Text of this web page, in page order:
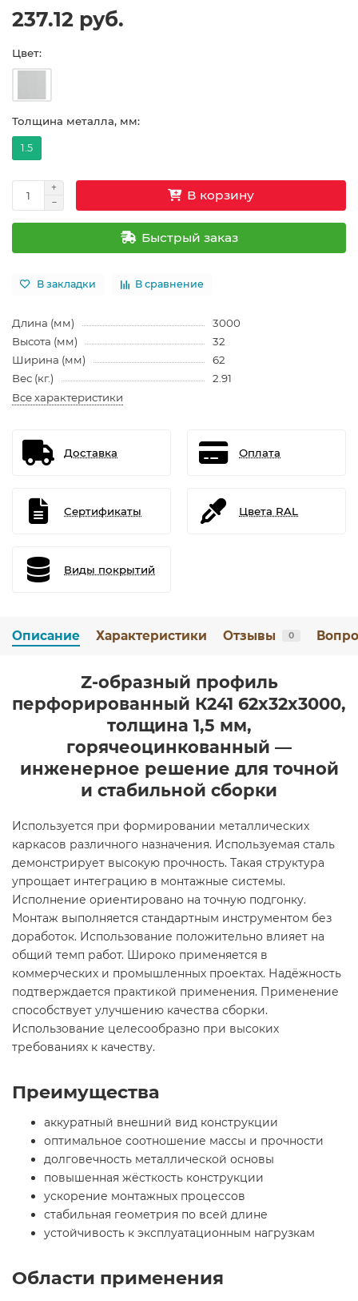
237.12 руб.
Цвет:
Толщина металла, мм:
1.5
В корзину
Быстрый заказ
В закладки В сравнение
Длина (мм)
3000
Высота (мм)
32
Ширина (мм)
62
Вес (кг.)
2.91
Все характеристики
Доставка Оплата
Сертификаты Цвета RAL
Виды покрытий
Описание Характеристики Отзывы 0
Z-образный профиль
перфорированный К241 62x32x3000,
толщина 1,5 мм,
горячеоцинкованный —
инженерное решение для точной
и стабильной сборки
Используется при формировании металлических
каркасов различного назначения. Используемая сталь
демонстрирует высокую прочность. Такая структура
упрощает интеграцию в монтажные системы.
Исполнение ориентировано на точную подгонку.
Монтаж выполняется стандартным инструментом без
доработок. Использование положительно влияет на
общий темп работ. Широко применяется в
коммерческих и промышленных проектах. Надёжность
подтверждается практикой применения. Применение
способствует улучшению качества сборки.
Использование целесообразно при высоких
требованиях к качеству.
Преимущества
аккуратный внешний вид конструкции
оптимальное соотношение массы и прочности
долговечность металлической основы
повышенная жёсткость конструкции
ускорение монтажных процессов
стабильная геометрия по всей длине
устойчивость к эксплуатационным нагрузкам
Области применения